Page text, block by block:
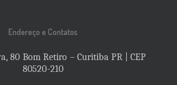
Endereço e Contatos
80 Bom Retiro – Curitiba PR | CEP
80520-210